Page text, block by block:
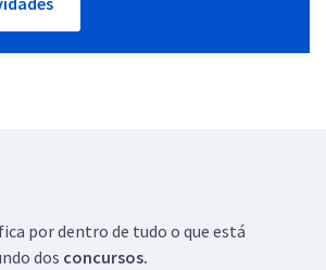
por dentro de tudo o que está
dos concursos.